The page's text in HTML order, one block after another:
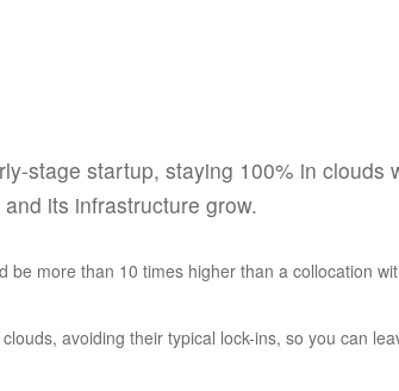
stage startup, staying 100% in clouds
its infrastructure grow.
more than 10 times higher than a collocation
avoiding their typical lock-ins, so you can